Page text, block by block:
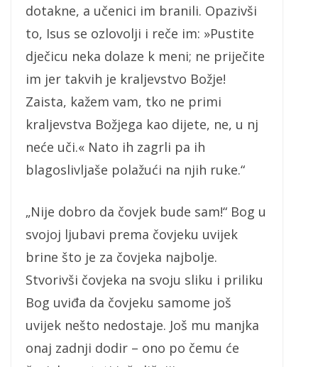
dotakne, a učenici im branili. Opazivši
to, Isus se ozlovolji i reče im: »Pustite
dječicu neka dolaze k meni; ne priječite
im jer takvih je kraljevstvo Božje!
Zaista, kažem vam, tko ne primi
kraljevstva Božjega kao dijete, ne, u nj
neće uči.« Nato ih zagrli pa ih
blagoslivljaše polažući na njih ruke.“
„Nije dobro da čovjek bude sam!“ Bog u
svojoj ljubavi prema čovjeku uvijek
brine što je za čovjeka najbolje.
Stvorivši čovjeka na svoju sliku i priliku
Bog uviđa da čovjeku samome još
uvijek nešto nedostaje. Još mu manjka
onaj zadnji dodir – ono po čemu će